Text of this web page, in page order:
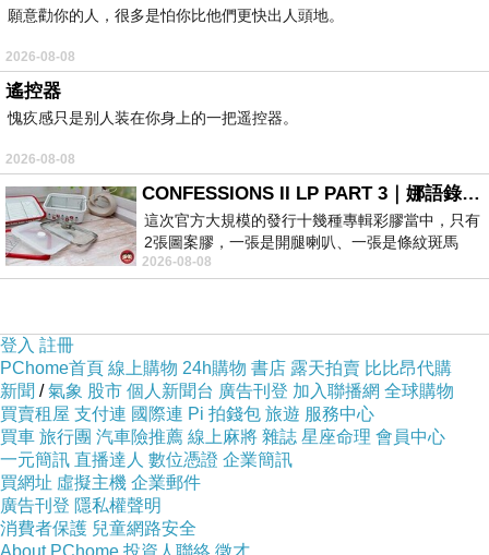
願意勸你的人，很多是怕你比他們更快出人頭地。
2026-08-08
遙控器
愧疚感只是别人装在你身上的一把遥控器。
2026-08-08
CONFESSIONS II LP PART 3｜娜語錄II LP PART 3
這次官方大規模的發行十幾種專輯彩膠當中，只有
2張圖案膠，一張是開腿喇叭、一張是條紋斑馬
版；目前官網上只剩澳洲商店AU STORE
2026-08-08
登入 註冊
PChome首頁 線上購物 24h購物 書店 露天拍賣 比比昂代購
新聞 /氣象 股市 個人新聞台 廣告刊登 加入聯播網 全球購物
買賣租屋 支付連 國際連 Pi 拍錢包 旅遊 服務中心
買車 旅行團 汽車險推薦 線上麻將 雜誌 星座命理 會員中心
一元簡訊 直播達人 數位憑證 企業簡訊
買網址 虛擬主機 企業郵件
廣告刊登 隱私權聲明
消費者保護 兒童網路安全
About PChome 投資人聯絡 徵才